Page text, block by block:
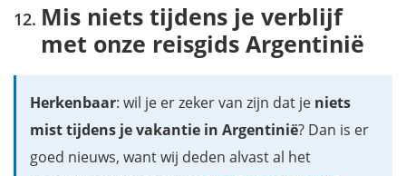
Mis niets tijdens je verblijf
met onze reisgids Argentinië
Herkenbaar: wil je er zeker van zijn dat je niets
mist tijdens je vakantie in Argentinië? Dan is er
goed nieuws, want wij deden alvast al het